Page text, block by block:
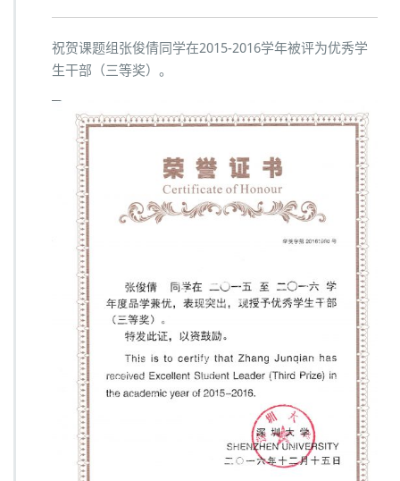
祝贺课题组张俊倩同学在2015-2016学年被评为优秀学
生干部（三等奖）。